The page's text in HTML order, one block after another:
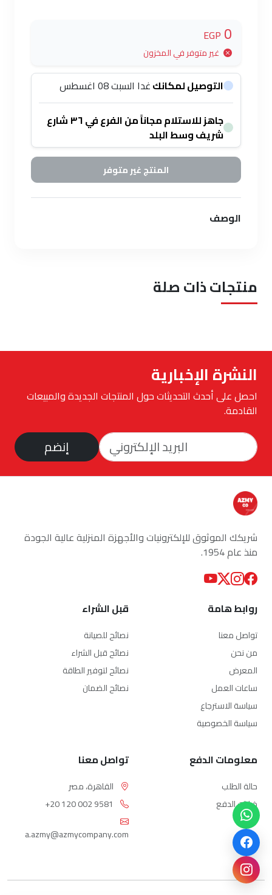
0
EGP
غير متوفر في المخزون
التوصيل لمكانكغدا السبت 08 اغسطس
جاهز للاستلام مجاناً من الفرع في ٣٦ شارع
شريف وسط البلد
المنتج غير متوفر
الوصف
منتجات ذات صلة
النشرة الإخبارية
احصل على أحدث التحديثات حول المنتجات الجديدة والمبيعات
القادمة.
إنضم
شريكك الموثوق للإلكترونيات والأجهزة المنزلية عالية الجودة
منذ عام 1954.
روابط هامة
تواصل معنا
من نحن
المعرض
ساعات العمل
سياسة الاسترجاع
سياسة الخصوصية
قبل الشراء
نصائح للصيانة
نصائح قبل الشراء
نصائح لتوفير الطاقة
نصائح الضمان
معلومات الدفع
حالة الطلب
خيارات الدفع
تواصل معنا
القاهرة، مصر
+20 120 002 9581
a.azmy@azmycompany.com